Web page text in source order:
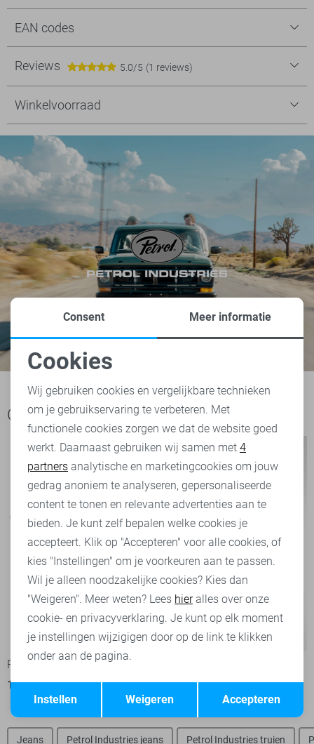
EAN codes
Reviews 5.0/5 (1 reviews)
Winkelvoorraad
Ook het bekijken waard
-50%
Petrol Industries T-shirt
15,00 29,99
15,00 29,99
Jeans Petrol Industries jeans Petrol Industries truien
Noodzakelijke cookies
Personalisatie cookies
Analytische cookies
Marketing cookies
Terug Opslaan
Consent Meer informatie
Cookies
Wij gebruiken cookies en vergelijkbare technieken
om je gebruikservaring te verbeteren. Met
functionele cookies zorgen we dat de website goed
werkt. Daarnaast gebruiken wij samen met 4
partners analytische en marketingcookies om jouw
gedrag anoniem te analyseren, gepersonaliseerde
content te tonen en relevante advertenties aan te
bieden. Je kunt zelf bepalen welke cookies je
accepteert. Klik op "Accepteren" voor alle cookies, of
kies "Instellingen" om je voorkeuren aan te passen.
Wil je alleen noodzakelijke cookies? Kies dan
"Weigeren". Meer weten? Lees hieralles over onze
cookie- en privacyverklaring. Je kunt op elk moment
je instellingen wijzigigen door op de link te klikken
onder aan de pagina.
Accepteren
Weigeren
Instellen